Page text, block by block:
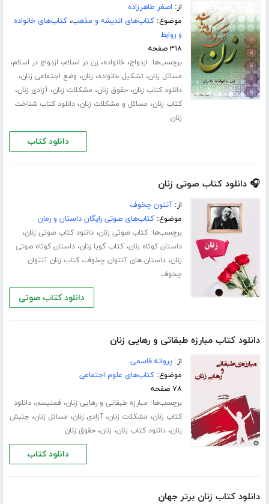
از: اصغر طاهرزاده
موضوع:کتاب‌های اندیشه و مذهب،کتاب‌های خانواده
و روابط
۳۱۸ صفحه
برچسب‌ها: ازدواج، خانواده، زن در اسلام، ازدواج در اسلام،
مسائل زنان، تشکیل خانواده، زنان، وضع اجتماعی زنان،
دانلود کتاب زنان،حقوق زنان، مشکلات زنان،آزادی زنان،
کتاب زنان، مسائل و مشکلات زنان،دانلود کتاب شناخت
زنان
دانلود کتاب
🎧 دانلود کتاب صوتی زنان
از:آنتون چخوف
موضوع:کتاب‌های صوتی رایگان داستان و رمان
برچسب‌ها:کتاب صوتی زنان،دانلود کتاب صوتی زنان،
داستان کوتاه زنان،کتاب گویا زنان،داستان کوتاه صوتی
زنان،داستان های آنتوان چخوف،کتاب زنان آنتوان
چخوف
دانلود کتاب صوتی
دانلود کتاب مبارزه طبقاتی و رهایی زنان
از:پروانه قاسمی
موضوع:کتاب‌های علوم اجتماعی
۷۸ صفحه
برچسب‌ها: مبارزه طبقاتی و رهایی زنان، فمنیسم،دانلود
کتاب زنان، مشکلات زنان،آزادی زنان، مسائل زنان، جنبش
زنان،دانلود کتاب زنان، زنان،حقوق زنان
دانلود کتاب
دانلود کتاب زنان برتر جهان